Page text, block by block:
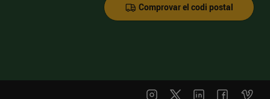
Comprovar el codi postal